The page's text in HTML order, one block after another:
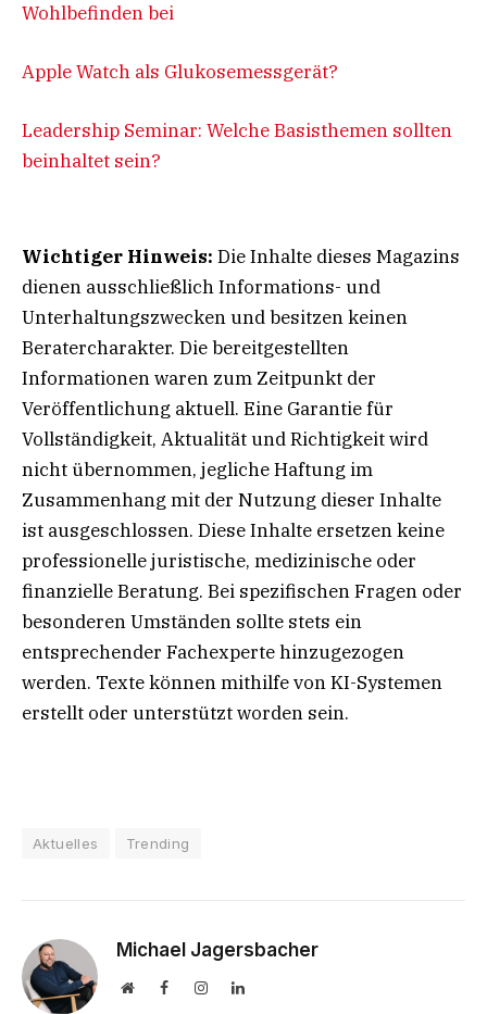
Wohlbefinden bei
Apple Watch als Glukosemessgerät?
Leadership Seminar: Welche Basisthemen sollten
beinhaltet sein?
Wichtiger Hinweis: Die Inhalte dieses Magazins
dienen ausschließlich Informations- und
Unterhaltungszwecken und besitzen keinen
Beratercharakter. Die bereitgestellten
Informationen waren zum Zeitpunkt der
Veröffentlichung aktuell. Eine Garantie für
Vollständigkeit, Aktualität und Richtigkeit wird
nicht übernommen, jegliche Haftung im
Zusammenhang mit der Nutzung dieser Inhalte
ist ausgeschlossen. Diese Inhalte ersetzen keine
professionelle juristische, medizinische oder
finanzielle Beratung. Bei spezifischen Fragen oder
besonderen Umständen sollte stets ein
entsprechender Fachexperte hinzugezogen
werden. Texte können mithilfe von KI-Systemen
erstellt oder unterstützt worden sein.
Aktuelles Trending
Michael Jagersbacher
WebsiteFacebookInstagramLinkedIn